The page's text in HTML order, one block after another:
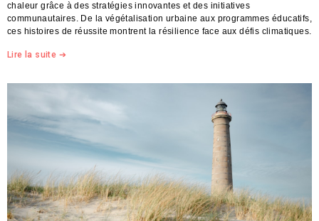
chaleur grâce à des stratégies innovantes et des initiatives
communautaires. De la végétalisation urbaine aux programmes éducatifs,
ces histoires de réussite montrent la résilience face aux défis climatiques.
Lire la suite ➔